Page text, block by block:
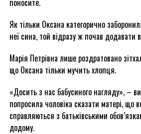
поносите.
Як тільки Оксана категорично
неї сина, той відразу ж почав додавати
Марія Петрівна лише роздратовано
що Оксана тільки мучить хлопця.
«Досить з нас бабусиного нагляду», –
попросила чоловіка сказати матері, що
справляються з батьківськими
додому.